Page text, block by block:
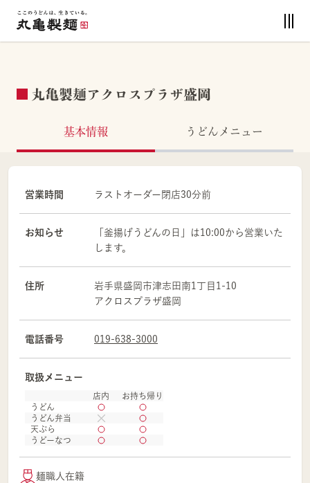
丸亀製麺アクロスプラザ盛岡
基本情報 うどんメニュー
営業時間 ラストオーダー閉店30分前
お知らせ
「釜揚げうどんの日」は10:00から営業いた
します。
住所 岩手県盛岡市津志田南1丁目1-10
アクロスプラザ盛岡
電話番号 019-638-3000
取扱メニュー
店内
お持ち帰り
うどん
うどん弁当
天ぷら
うどーなつ
麺職人在籍